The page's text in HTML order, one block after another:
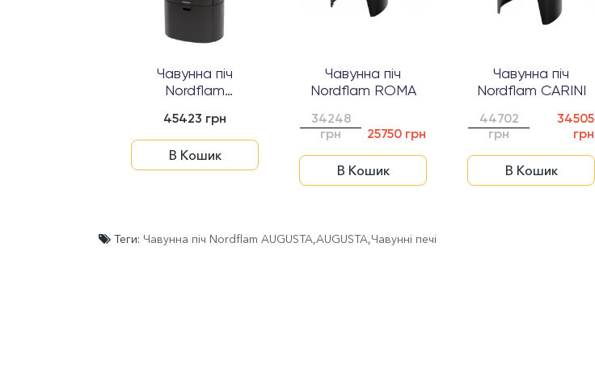
Чавунна піч
Nordflam
45423 грн
В Кошик
Чавунна піч
Nordflam ROMA
34248
грн
25750 грн
В Кошик
Чавунна піч
Nordflam CARINI
44702
грн
34505
грн
В Кошик
Теги: Чавунна піч Nordflam AUGUSTA,AUGUSTA,Чавунні печі